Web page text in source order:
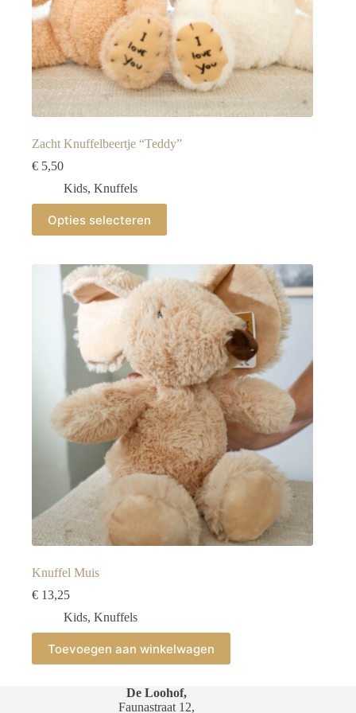
Zacht Knuffelbeertje “Teddy”
€ 5,50
Kids, Knuffels
Opties selecteren
Dit
product
heeft
variaties.
gekozen
productpagina
Knuffel Muis
€ 13,25
Kids, Knuffels
Toevoegen aan winkelwagen
De Loohof,
Faunastraat 12,